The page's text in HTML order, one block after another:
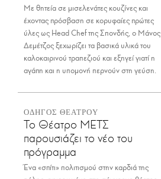
Με θητεία σε μισελενάτες κουζίνες και
έχοντας πρόσβαση σε κορυφαίες πρώτες
ύλες ως Head Chef της Σπονδής, ο Μάνος
Δεμέτζος ξεχωρίζει τα βασικά υλικά του
καλοκαιρινού τραπεζιού και εξηγεί γιατί η
αγάπη και η υπομονή περνούν στη γεύση.
ΟΔΗΓΟΣ ΘΕΑΤΡΟΥ
Το Θέατρο ΜΕΤΣ
παρουσιάζει το νέο του
πρόγραμμα
Ένα «σπίτι» πολιτισμού στην καρδιά της